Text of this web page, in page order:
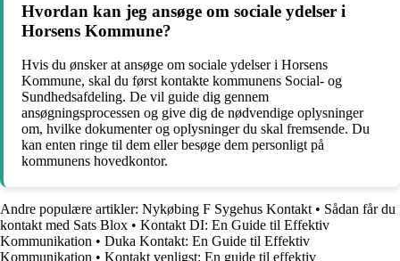
Hvordan kan jeg ansøge om sociale ydelser i
Horsens Kommune?
Hvis du ønsker at ansøge om sociale ydelser i Horsens
Kommune, skal du først kontakte kommunens Social- og
Sundhedsafdeling. De vil guide dig gennem
ansøgningsprocessen og give dig de nødvendige oplysninger
om, hvilke dokumenter og oplysninger du skal fremsende. Du
kan enten ringe til dem eller besøge dem personligt på
kommunens hovedkontor.
Andre populære artikler: Nykøbing F Sygehus Kontakt • Sådan får du
kontakt med Sats Blox • Kontakt DI: En Guide til Effektiv
Kommunikation • Duka Kontakt: En Guide til Effektiv
Kommunikation • Kontakt venligst: En guide til effektiv